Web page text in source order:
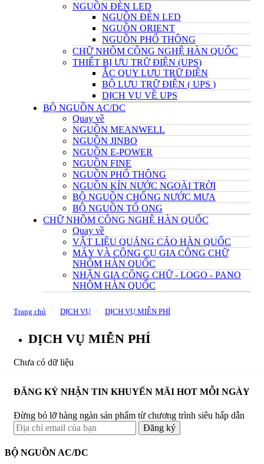
NGUỒN ĐÈN LED
NGUỒN ĐÈN LED
NGUỒN ORIENT
NGUỒN PHỔ THÔNG
CHỮ NHÔM CÔNG NGHỆ HÀN QUỐC
THIẾT BỊ ƯU TRỮ ĐIỆN (UPS)
ẮC QUY LƯU TRỮ ĐIỆN
BỘ LƯU TRỮ ĐIỆN ( UPS )
DỊCH VỤ VỀ UPS
BỘ NGUỒN AC/DC
Quay về
NGUỒN MEANWELL
NGUỒN JINBO
NGUỒN E-POWER
NGUỒN FINE
NGUỒN PHỔ THÔNG
NGUỒN KÍN NƯỚC NGOÀI TRỜI
BỘ NGUỒN CHỐNG NƯỚC MƯA
BỘ NGUỒN TỔ ONG
CHỮ NHÔM CÔNG NGHỆ HÀN QUỐC
Quay về
VẬT LIỆU QUẢNG CÁO HÀN QUỐC
MÁY VÀ CÔNG CỤ GIA CÔNG CHỮ
NHÔM HÀN QUỐC
NHẬN GIA CÔNG CHỮ - LOGO - PANO
NHÔM HÀN QUỐC
Trang chủ DỊCH VỤ DỊCH VỤ MIỄN PHÍ
DỊCH VỤ MIỄN PHÍ
Chưa có dữ liệu
ĐĂNG KÝ NHẬN TIN KHUYẾN MÃI HOT MỖI NGÀY
Đừng bỏ lỡ hàng ngàn sản phẩm từ chương trình siêu hấp dẫn
BỘ NGUỒN AC/DC